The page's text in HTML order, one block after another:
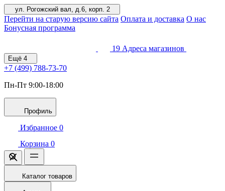
ул. Рогожский вал, д.6, корп. 2
Перейти на старую версию сайта Оплата и доставка О нас
Бонусная программа
19 Адреса магазинов
Ещё 4
+7 (499) 788-73-70
Пн-Пт 9:00-18:00
Профиль
Избранное 0
Корзина 0
Каталог товаров